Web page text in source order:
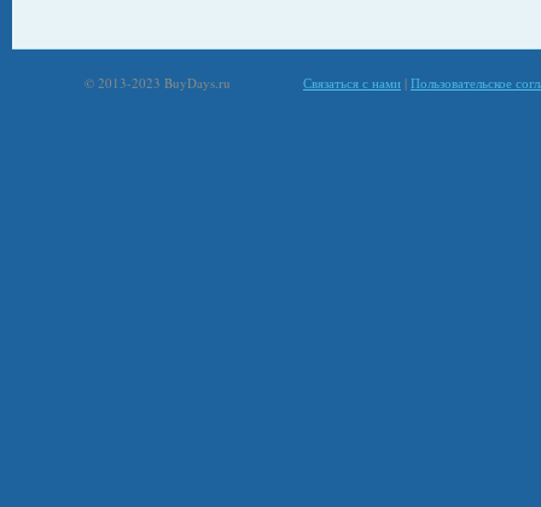
© 2013-2023 BuyDays.ru Связаться с нами | Пользовательское